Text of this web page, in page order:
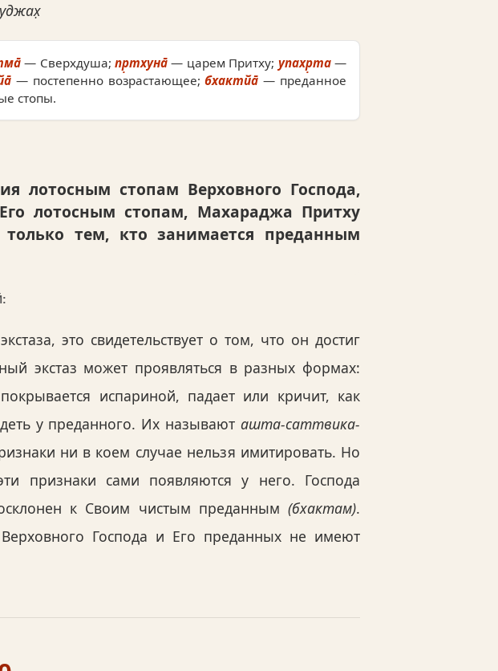
— Сверхдуша;пр̣тхуна̄ — царем Притху; упахр̣та—
— постепенно возрастающее;бхактйа̄ — преданное
стопы.
лотосным стопам Верховного Господа,
лотосным стопам, Махараджа Притху
тем, кто занимается преданным
это свидетельствует о том, что он достиг
экстаз может проявляться в разных формах:
испариной, падает или кричит, как
у преданного. Их называют ашта-саттвика-
ни в коем случае нельзя имитировать. Но
признаки сами появляются у него. Господа
к Своим чистым преданным (бхактам).
Господа и Его преданных не имеют